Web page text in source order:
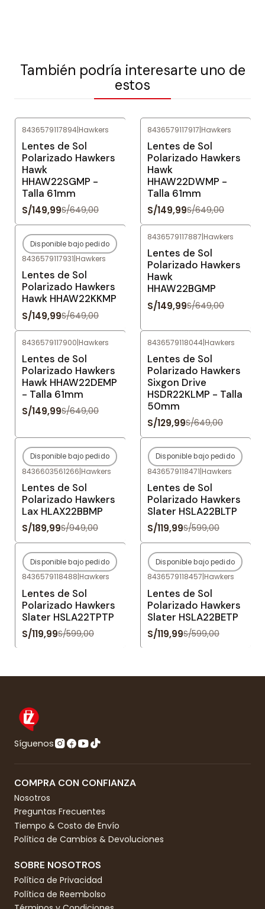
También podría interesarte uno de
estos
8436579117894|Hawkers
Lentes de Sol
Polarizado Hawkers
Hawk
HHAW22SGMP -
Talla 61mm
S/149,99S/649,00
8436579117917|Hawkers
Lentes de Sol
Polarizado Hawkers
Hawk
HHAW22DWMP -
Talla 61mm
S/149,99S/649,00
-77%OFF
Agotado
Disponible bajo pedido
8436579117931|Hawkers
Lentes de Sol
Polarizado Hawkers
Hawk HHAW22KKMP
S/149,99S/649,00
8436579117887|Hawkers
Lentes de Sol
Polarizado Hawkers
Hawk
HHAW22BGMP
S/149,99S/649,00
8436579117900|Hawkers
Lentes de Sol
Polarizado Hawkers
Hawk HHAW22DEMP
- Talla 61mm
S/149,99S/649,00
8436579118044|Hawkers
Lentes de Sol
Polarizado Hawkers
Sixgon Drive
HSDR22KLMP - Talla
50mm
S/129,99S/649,00
-80%OFF
Agotado
Disponible bajo pedido
8436603561266|Hawkers
Lentes de Sol
Polarizado Hawkers
Lax HLAX22BBMP
S/189,99S/949,00
-80%OFF
Agotado
Disponible bajo pedido
8436579118471|Hawkers
Lentes de Sol
Polarizado Hawkers
Slater HSLA22BLTP
S/119,99S/599,00
-80%OFF
Agotado
Disponible bajo pedido
8436579118488|Hawkers
Lentes de Sol
Polarizado Hawkers
Slater HSLA22TPTP
S/119,99S/599,00
-80%OFF
Agotado
Disponible bajo pedido
8436579118457|Hawkers
Lentes de Sol
Polarizado Hawkers
Slater HSLA22BETP
S/119,99S/599,00
Síguenos
COMPRA CON CONFIANZA
Nosotros
Preguntas Frecuentes
Tiempo & Costo de Envío
Política de Cambios & Devoluciones
SOBRE NOSOTROS
Política de Privacidad
Política de Reembolso